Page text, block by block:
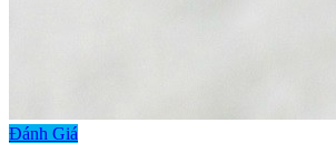
Đánh Giá